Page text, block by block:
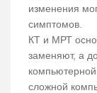
изменения
симптомов.
КТ и МРТ
заменяют, а
сложной